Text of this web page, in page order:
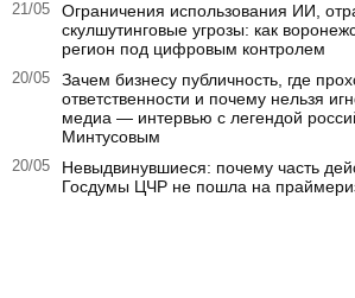
21/05
Ограничения использования ИИ,
скулшутинговые угрозы: как
регион под цифровым контролем
20/05
Зачем бизнесу публичность, где
ответственности и почему нельзя
медиа — интервью с легендой
Минтусовым
20/05
Невыдвинувшиеся: почему часть
Госдумы ЦЧР не пошла на